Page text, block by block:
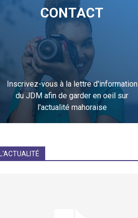
CONTACT
Inscrivez-vous à la lettre d'information
du JDM afin de garder en oeil sur
l'actualité mahoraise